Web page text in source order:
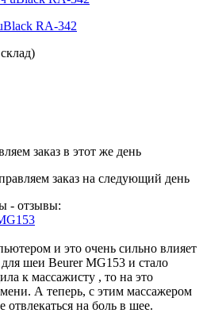
RA-342
заказ в этот же день
заказ на следующий день
- отзывы:
и это очень сильно влияет
шеи Beurer MG153 и стало
к массажисту , то на это
А теперь, с этим массажером
отвлекаться на боль в шее.